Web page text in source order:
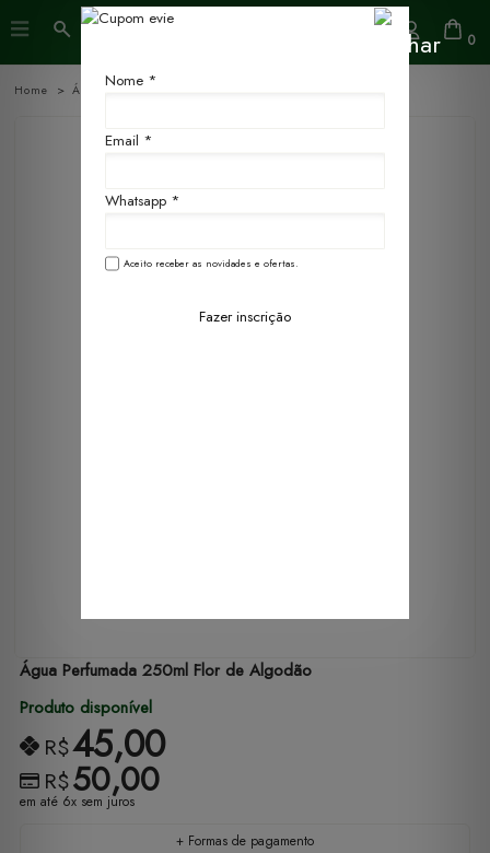
0
Home Água Perfumada
Água Perfumada 250ml Flor de Algodão
Produto disponível
R$45,00
R$50,00
em até 6x sem juros
+ Formas de pagamento
Nome *
Email *
Whatsapp *
Aceito receber as novidades e ofertas.
Fazer inscrição